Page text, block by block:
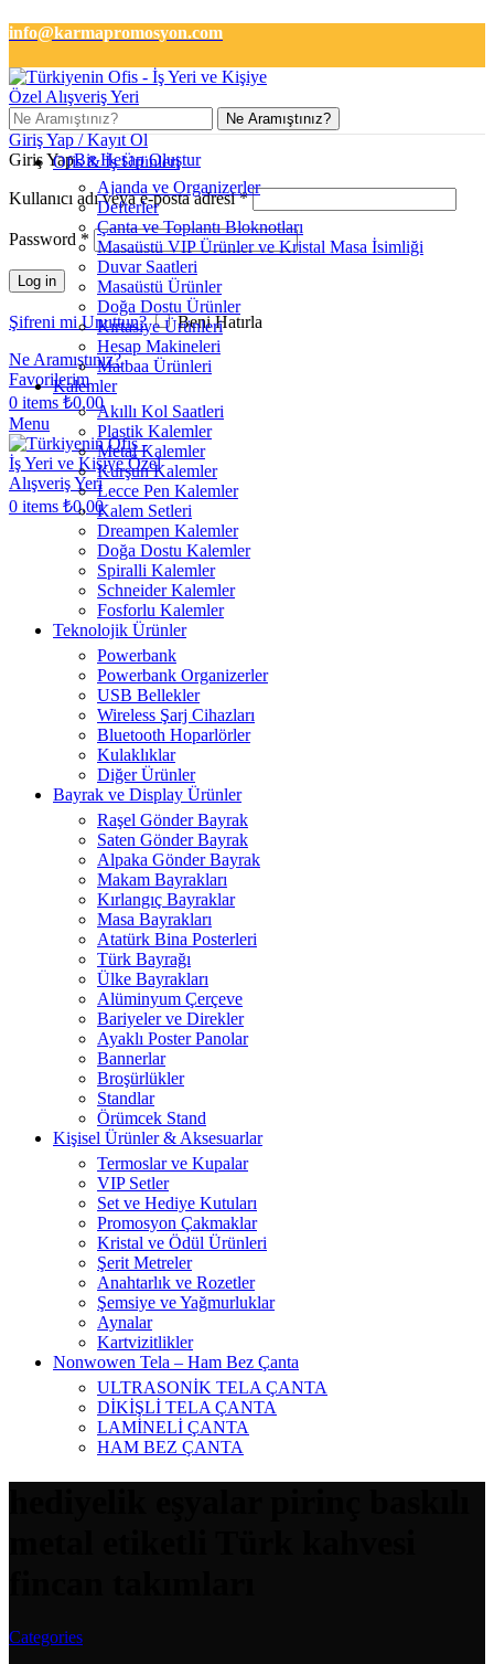
info@karmapromosyon.com
+90 501 133 2727
Ne Aramıştınız?
Giriş Yap / Kayıt Ol
Giriş YapBir Hesap Oluştur
Kullanıcı adı veya e-posta adresi*
Password *
Log in
Şifreni mi Unuttun?
Beni Hatırla
Ne Aramıştınız?
Favorilerim
0 items ₺0,00
Menu
0 items ₺0,00
Ofis & İş Ürünleri
Ajanda ve Organizerler
Defterler
Çanta ve Toplantı Bloknotları
Masaüstü VIP Ürünler ve Kristal Masa İsimliği
Duvar Saatleri
Masaüstü Ürünler
Doğa Dostu Ürünler
Kırtasiye Ürünleri
Hesap Makineleri
Matbaa Ürünleri
Kalemler
Akıllı Kol Saatleri
Plastik Kalemler
Metal Kalemler
Kurşun Kalemler
Lecce Pen Kalemler
Kalem Setleri
Dreampen Kalemler
Doğa Dostu Kalemler
Spiralli Kalemler
Schneider Kalemler
Fosforlu Kalemler
Teknolojik Ürünler
Powerbank
Powerbank Organizerler
USB Bellekler
Wireless Şarj Cihazları
Bluetooth Hoparlörler
Kulaklıklar
Diğer Ürünler
Bayrak ve Display Ürünler
Raşel Gönder Bayrak
Saten Gönder Bayrak
Alpaka Gönder Bayrak
Makam Bayrakları
Kırlangıç Bayraklar
Masa Bayrakları
Atatürk Bina Posterleri
Türk Bayrağı
Ülke Bayrakları
Alüminyum Çerçeve
Bariyeler ve Direkler
Ayaklı Poster Panolar
Bannerlar
Broşürlükler
Standlar
Örümcek Stand
Kişisel Ürünler & Aksesuarlar
Termoslar ve Kupalar
VIP Setler
Set ve Hediye Kutuları
Promosyon Çakmaklar
Kristal ve Ödül Ürünleri
Şerit Metreler
Anahtarlık ve Rozetler
Şemsiye ve Yağmurluklar
Aynalar
Kartvizitlikler
Nonwowen Tela – Ham Bez Çanta
ULTRASONİK TELA ÇANTA
DİKİŞLİ TELA ÇANTA
LAMİNELİ ÇANTA
HAM BEZ ÇANTA
Categories